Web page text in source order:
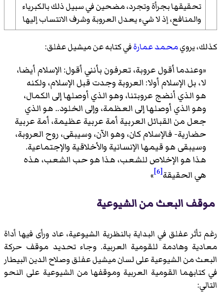
تحقيقها بجرأة وتجرد، مضحين في سبيل ذلك بالكبرياء
والمنافع، إذ لا شيء يعدل العروبة وشرف الانتساب إليها
كذلك، يرويمحمد عمارةفي كتابه عن ميشيل عفلق:
«وعندما أقول عروبة، تعرفون بأنني أقول: الإسلام أيضا،
لا، بل الإسلام أولا: العروبة وجدت قبل الإسلام، ولكنه
هو الذي أنضج عروبتنا، وهو الذي أوصلها إلى الكمال،
وهو الذي أوصلها إلى العظمة، وإلى الخلود.. هو الذي
جعل من القبائل العربية أمة عربية عظيمة، أمة عربية
حضارية- فالإسلام كان، وهو الآن، وسيبقى، روح العروبة،
وسيبقى هو قيمها الإنسانية والأخلاقية والإجتماعية.
هذا هو الإخلاص للشعب، هذا هو حب الشعب، هذه
هي الحقيقة[6]
»
موقف البعث من الشيوعية
رغم تأثر عفلق في البداية بالنظرية الشيوعية، عاد ورأى فيها أداة
معادية وهادمة للقومية العربية. وجاء تحديد موقف حركة
البعث من الشيوعية على لسان ميشيل عفلق وصلاح الدين البيطار
في كتابهما القومية العربية وموقفها من الشيوعية على النحو
التالي: